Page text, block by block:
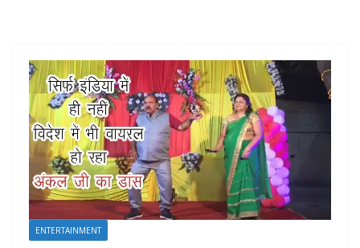
ENTERTAINMENT